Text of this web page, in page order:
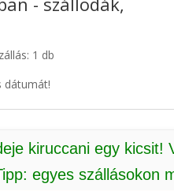
1 db
dátumát!
kiruccani egy kicsit!
egyes szállásokon